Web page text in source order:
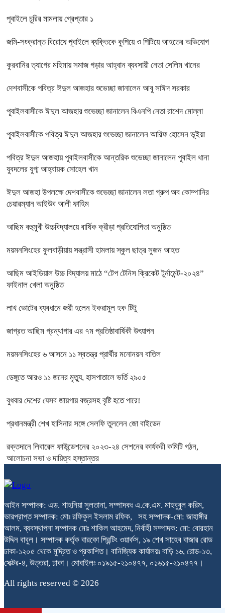
পূবাইলে চুরির মামলায় গ্রেপ্তার ১
জমি-সংক্রান্ত বিরোধে পূবাইলে ব্যক্তিকে কুপিয়ে ও পিটিয়ে আহতের অভিযোগ
কুরবানির ত্যাগের মহিমায় সমাজ গড়ার আহ্বান ব্যবসায়ী নেতা সেলিম খানের
দেশবাসীকে পবিত্র ঈদুল আজহার শুভেচ্ছা জানালেন আবু সাঈদ সরকার
পূবাইলবাসীকে ঈদুল আজহার শুভেচ্ছা জানালেন বিএনপি নেতা রাশেদ মোল্লা
পূবাইলবাসীকে পবিত্র ঈদুল আজহার শুভেচ্ছা জানালেন আরিফ হোসেন ভূইয়া
পবিত্র ঈদুল আজহায় পূবাইলবাসীকে আন্তরিক শুভেচ্ছা জানালেন পূবাইল থানা
যুবদলের যুগ্ম আহ্বায়ক সোহেল খান
ঈদুল আজহা উপলক্ষে দেশবাসীকে শুভেচ্ছা জানালেন লতা গ্রুপ অব কোম্পানির
চেয়ারম্যান আইউব আলী ফাহিম
আছিম বহুমুখী উচ্চবিদ্যালয়ে বার্ষিক ক্রীড়া প্রতিযোগিতা অনুষ্ঠিত
ময়মনসিংহের ফুলবাড়ীয়ায় সন্ত্রাসী হামলায় স্কুল ছাত্র সুজন আহত
আছিম আইডিয়াল উচ্চ বিদ্যালয় মাঠে “টেপ টেনিস ক্রিকেট টুর্নামেন্ট-২০২৪”
ফাইনাল খেলা অনুষ্ঠিত
লাখ ভোটের ব্যবধানে জয়ী হলেন ইকরামুল হক টিটু
জাগ্রত আছিম গ্রন্থাগার এর ৭ম প্রতিষ্ঠাবার্ষিকী উৎযাপন
ময়মনসিংহের ৬ আসনে ১১ স্বতন্ত্র প্রার্থীর মনোনয়ন বাতিল
ডেঙ্গুতে আরও ১১ জনের মৃত্যু, হাসপাতালে ভর্তি ২৯০৫
বুধবার দেশের যেসব জায়গায় বজ্রসহ বৃষ্টি হতে পারে!
প্রধানমন্ত্রী শেখ হাসিনার সঙ্গে সেলফি তুললেন জো বাইডেন
রক্তদানে লিবারেল ফাউন্ডেশনের ২০২৩-২৪ সেশনের কার্যকরী কমিটি গঠন,
আলোচনা সভা ও দায়িত্ব হস্তান্তর
আইন সম্পাদক: এড. শাহনিয়া সুলতানা, সম্পাদকঃ এ.কে.এম. মাহবুবুল করিম,
ভারপ্রাপ্ত সম্পাদক: মোঃ রফিকুল ইসলাম রফিক, সহ সম্পাদক-মো: জাহাঙ্গীর
আলম, ব্যবস্থাপনা সম্পাদক মোঃ শাকিল আহমেদ, নির্বাহী সম্পাদক: মো: বোরহান
উদ্দিন বাবুল। সম্পাদক কর্তৃক বারকো প্রিন্টিং ওয়ার্কস, ১৯ শেখ সাহেব বাজার রোড
ঢাকা-১২০৫ থেকে মুদ্রিত ও প্রকাশিত। বানিজ্যিক কার্যালয়ঃ বাড়ি ১৬, রোড-১৩,
সেক্টর-৪, উত্তরা, ঢাকা। মোবাইলঃ ০১৯১৫-২১০৪৭৭, ০১৬১৫-২১০৪৭৭।
All rights reserved © 2026